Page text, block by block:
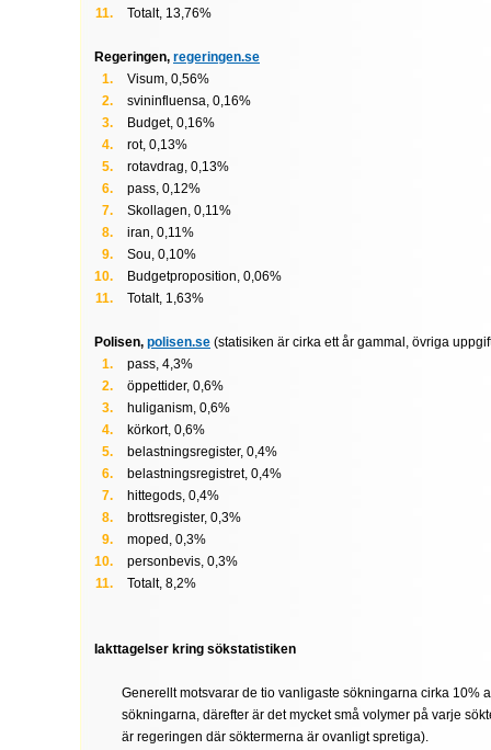
Totalt, 13,76%
Regeringen, regeringen.se
Visum, 0,56%
svininfluensa, 0,16%
Budget, 0,16%
rot, 0,13%
rotavdrag, 0,13%
pass, 0,12%
Skollagen, 0,11%
iran, 0,11%
Sou, 0,10%
Budgetproposition, 0,06%
Totalt, 1,63%
Polisen, polisen.se (statisiken är cirka ett år gammal, övriga
pass, 4,3%
öppettider, 0,6%
huliganism, 0,6%
körkort, 0,6%
belastningsregister, 0,4%
belastningsregistret, 0,4%
hittegods, 0,4%
brottsregister, 0,3%
moped, 0,3%
personbevis, 0,3%
Totalt, 8,2%
Iakttagelser kring sökstatistiken
Generellt motsvarar de tio vanligaste sökningarna cirka 10%
sökningarna, därefter är det mycket små volymer på varje
är regeringen där söktermerna är ovanligt spretiga).